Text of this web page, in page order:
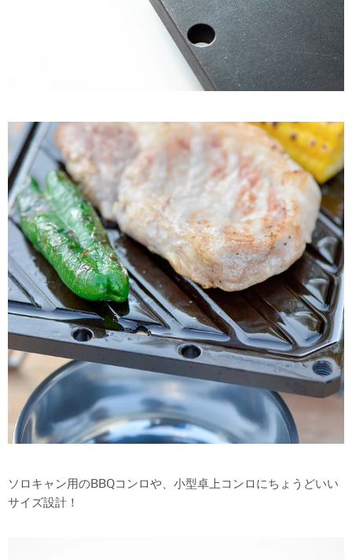
ソロキャン用のBBQコンロや、小型卓上コンロにちょうどいい
サイズ設計！